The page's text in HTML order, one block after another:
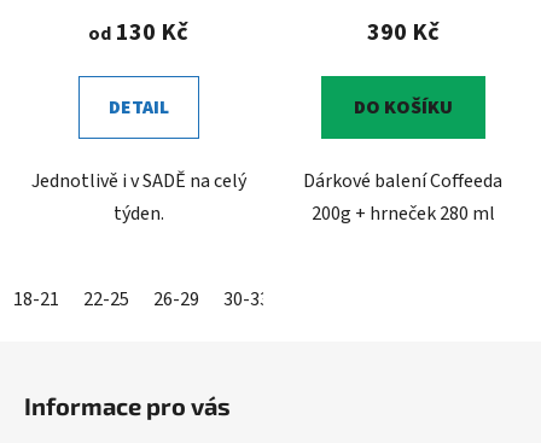
od 130 Kč
DETAIL
Jednotlivě i v SADĚ na celý
týden.
18-21 22-25 26-29 30-33
390 Kč
DO KOŠÍKU
Dárkové balení Coffeeda
200g + hrneček 280 ml
Informace pro vás